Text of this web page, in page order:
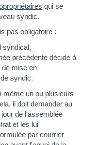
qui se
syndic.
pas obligatoire :
syndical,
précédente décide à
de mise en
syndic.
même un ou plusieurs
il doit demander au
de l'assemblée
et les lui
par courrier